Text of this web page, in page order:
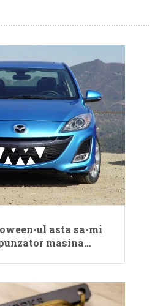
ul asta sa-mi
masina…